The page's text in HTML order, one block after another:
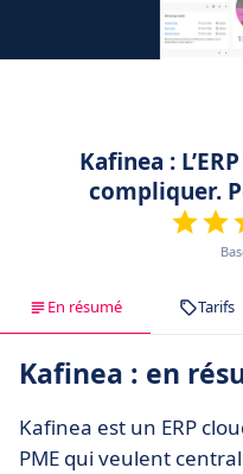
Kafinea :
compliquer.
En résumé Tarifs
Kafinea : en
Kafinea est un ERP
PME qui veulent